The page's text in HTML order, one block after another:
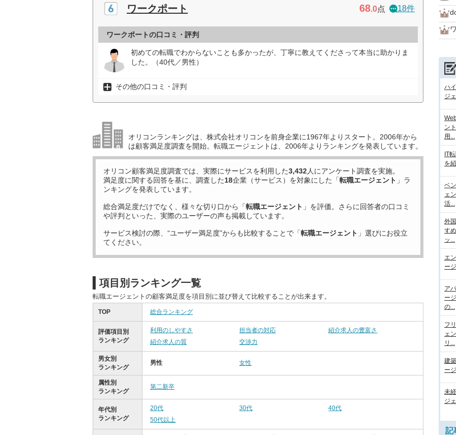
ワークポート 68.0点 18件
ワークポートの口コミ・評判
初めての転職でわからないことも多かったが、丁寧に教えてくださって本当に助かりま
した。（40代／男性）
その他の口コミ・評判
オリコンランキングは、株式会社オリコンを前身企業に1967年よりスタート。2006年から
は顧客満足度調査を開始。転職エージェントは、2006年よりランキングを発表しています。
オリコン顧客満足度調査では、実際にサービスを利用した3,432人にアンケート調査を実施。
満足度に関する回答を基に、調査した18企業（サービス）を対象にした「転職エージェント 」ラ
ンキングを発表しています。
総合満足度だけでなく、様々な切り口から「転職エージェント 」を評価。さらに回答者の口コミ
や評判といった、実際のユーザーの声も掲載しています。
サービス検討の際、“ユーザー満足度”からも比較することで「転職エージェント 」選びにお役立
てください。
項目別ランキング一覧
転職エージェントの顧客満足度を項目別に並び替えて比較することが出来ます。
TOP 総合ランキング
評価項目別
ランキング
利用のしやすさ 担当者の対応
紹介求人の豊富さ
紹介求人の質
交渉力
男女別
ランキング
男性 女性
属性別
ランキング
第二新卒
年代別
ランキング
20代 30代
40代
50代以上
ハ
ジ
ン
用...
IT
を
ベ
ェ
活...
外
す
ッ...
エ
ー
ア
ー
の...
フ
ェ
リ...
建
ー
未
ジ
記